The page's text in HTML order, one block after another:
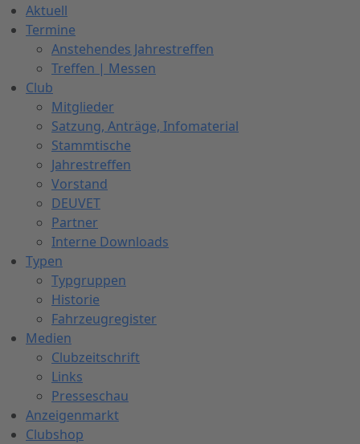
Aktuell
Termine
Anstehendes Jahrestreffen
Treffen | Messen
Club
Mitglieder
Satzung, Anträge, Infomaterial
Stammtische
Jahrestreffen
Vorstand
DEUVET
Partner
Interne Downloads
Typen
Typgruppen
Historie
Fahrzeugregister
Medien
Clubzeitschrift
Links
Presseschau
Anzeigenmarkt
Clubshop